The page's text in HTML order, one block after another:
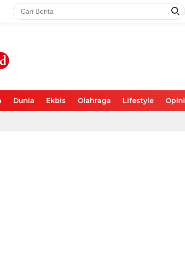
Dunia Ekbis Olahraga Lifestyle Opini